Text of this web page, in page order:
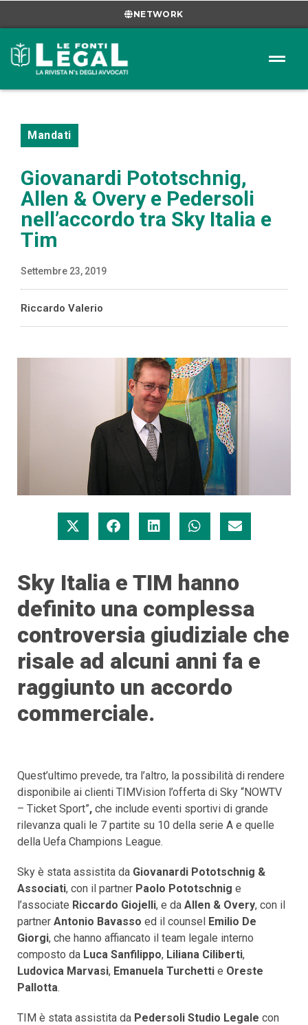
NETWORK
Mandati
Giovanardi Pototschnig,
Allen & Overy e Pedersoli
nell’accordo tra Sky Italia e
Tim
Settembre 23, 2019
Riccardo Valerio
Sky Italia e TIM hanno
definito una complessa
controversia giudiziale che
risale ad alcuni anni fa e
raggiunto un accordo
commerciale.
Quest’ultimo prevede, tra l’altro, la possibilità di rendere
disponibile ai clienti TIMVision l’offerta di Sky “NOWTV
– Ticket Sport”, che include eventi sportivi di grande
rilevanza quali le 7 partite su 10 della serie A e quelle
della Uefa Champions League.
Sky è stata assistita da Giovanardi Pototschnig &
Associati, con il partner Paolo Pototschnig e
l’associate Riccardo Giojelli, e da Allen & Overy, con il
partner Antonio Bavasso ed il counsel Emilio De
Giorgi, che hanno affiancato il team legale interno
composto da Luca Sanfilippo, Liliana Ciliberti,
Ludovica Marvasi, Emanuela Turchetti e Oreste
Pallotta.
TIM è stata assistita da Pedersoli Studio Legale con